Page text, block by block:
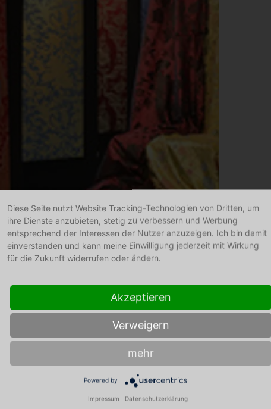
Diese Seite nutzt Website Tracking-Technologien von Dritten, um
ihre Dienste anzubieten, stetig zu verbessern und Werbung
entsprechend der Interessen der Nutzer anzuzeigen. Ich bin damit
einverstanden und kann meine Einwilligung jederzeit mit Wirkung
für die Zukunft widerrufen oder ändern.
Akzeptieren
Verweigern
mehr
Powered by
Impressum Datenschutzerklärung